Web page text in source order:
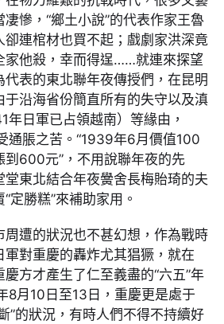
慘，“鄉土小說”的代表作家王魯
卻連棺材也買不起；戲劇家洪深竟
家他殺，幸而得逞……就連來探望
表的東北聯年夜傳授們，在昆明
于沿海省份簡直所有的失守以及滇
年日軍已占領越南）等緣由，
通脹之苦。“1939年6月價值100
到600元”，不用說聯年夜的先
堂東北結合年夜黌舍長梅貽琦的夫
定勝糕”來補助家用。
周遭的狀況也不甚幻想，作為戰時
軍對重慶的轟炸尤其猖獗，就在
方才產生了仁至義盡的“六五”年
8月10日至13日，重慶更是處于
”的狀況，有時人們不得不持續好